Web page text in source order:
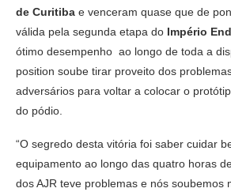
de Curitiba e venceram quase que de
válida pela segunda etapa do Império
ótimo desempenho ao longo de toda a
position soube tirar proveito dos
adversários para voltar a colocar o
do pódio.
“O segredo desta vitória foi saber cuidar
equipamento ao longo das quatro horas
dos AJR teve problemas e nós soubemos